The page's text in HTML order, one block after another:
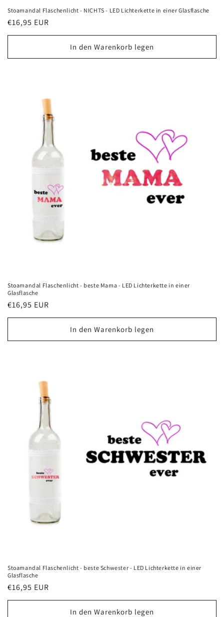
Stoamandal Flaschenlicht - NICHTS - LED Lichterkette in einer Glasflasche
Normaler
Preis
€16,95 EUR
In den Warenkorb legen
Stoamandal Flaschenlicht - beste Mama - LED Lichterkette in einer
Glasflasche
Normaler
Preis
€16,95 EUR
In den Warenkorb legen
Stoamandal Flaschenlicht - beste Schwester - LED Lichterkette in einer
Glasflasche
Normaler
Preis
€16,95 EUR
In den Warenkorb legen